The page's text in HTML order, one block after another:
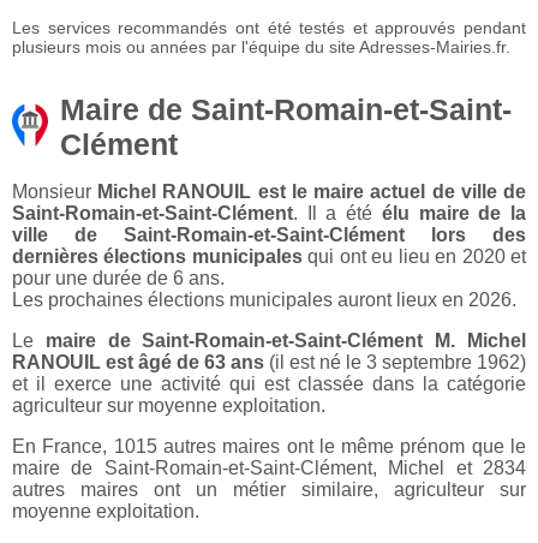
Les services recommandés ont été testés et approuvés pendant
plusieurs mois ou années par l'équipe du site Adresses-Mairies.fr.
Maire de Saint-Romain-et-Saint-
Clément
Monsieur Michel RANOUIL est le maire actuel de ville de
Saint-Romain-et-Saint-Clément. Il a été élu maire de la
ville de Saint-Romain-et-Saint-Clément lors des
dernières élections municipalesqui ont eu lieu en 2020 et
pour une durée de 6 ans.
Les prochaines élections municipales auront lieux en 2026.
Le maire de Saint-Romain-et-Saint-Clément M. Michel
RANOUIL est âgé de 63 ans (il est né le 3 septembre 1962)
et il exerce une activité qui est classée dans la catégorie
agriculteur sur moyenne exploitation.
En France, 1015 autres maires ont le même prénom que le
maire de Saint-Romain-et-Saint-Clément, Michel et 2834
autres maires ont un métier similaire, agriculteur sur
moyenne exploitation.